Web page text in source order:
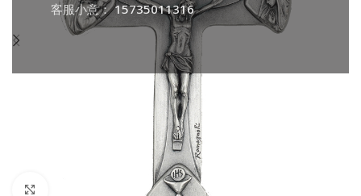
客服小意：15735011316